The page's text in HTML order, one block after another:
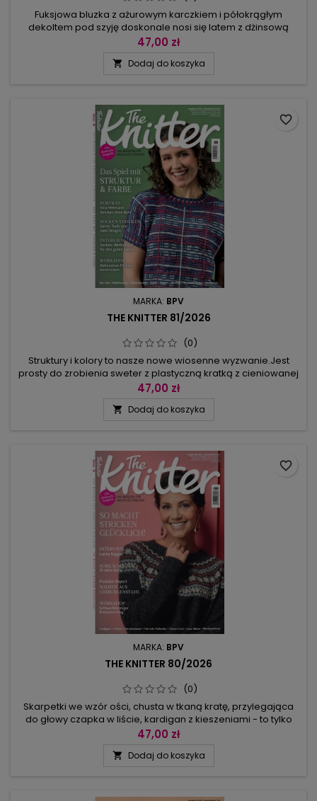
Fuksjowa bluzka z ażurowym karczkiem i półokrągłym
dekoltem pod szyję doskonale nosi się latem z dżinsową
spódnicą, w nieco chłodniejsze dni na sukienkę można
Mamy rarytas: bolerko ze skośnymi przodami i zaznaczoną
47,00 zł
 Dodaj do koszyka
MARKA: BPV
THE KNITTER 81/2026
(0)
Struktury i kolory to nasze nowe wiosenne wyzwanie.Jest
prosty do zrobienia sweter z plastyczną kratką z cieniowanej
włóczki, a w każdej krateczce niespodzianka: ukośny
V został tak zaprojektowany, by brzegi dekoltu rozchodziły
47,00 zł
 Dodaj do koszyka
favorite_border
MARKA: BPV
THE KNITTER 80/2026
(0)
Skarpetki we wzór ości, chusta w tkaną kratę, przylegająca
do głowy czapka w liście, kardigan z kieszeniami - to tylko
niektóre z najnowszych projektów dziewiarskich
wykładanym golfem, żakardowy kardigan z przodami i tyłem
47,00 zł
 Dodaj do koszyka
favorite_border